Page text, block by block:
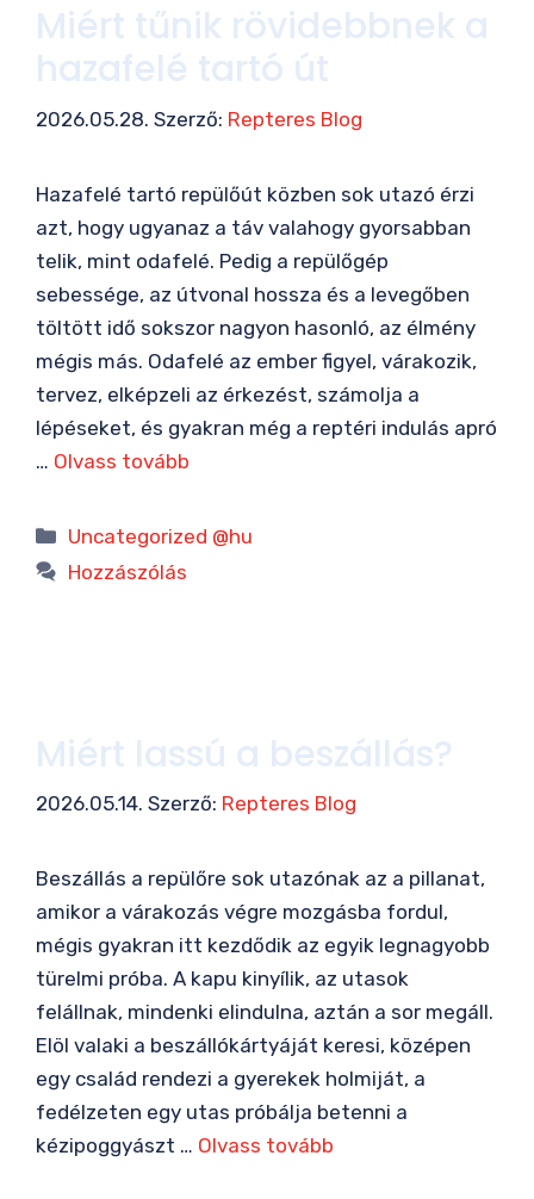
Miért tűnik rövidebbnek a
hazafelé tartó út
2026.05.28. Szerző: Repteres Blog
Hazafelé tartó repülőút közben sok utazó érzi
azt, hogy ugyanaz a táv valahogy gyorsabban
telik, mint odafelé. Pedig a repülőgép
sebessége, az útvonal hossza és a levegőben
töltött idő sokszor nagyon hasonló, az élmény
mégis más. Odafelé az ember figyel, várakozik,
tervez, elképzeli az érkezést, számolja a
lépéseket, és gyakran még a reptéri indulás apró
… Olvass tovább
Kategória
Uncategorized @hu
Hozzászólás
Miért lassú a beszállás?
2026.05.14. Szerző: Repteres Blog
Beszállás a repülőre sok utazónak az a pillanat,
amikor a várakozás végre mozgásba fordul,
mégis gyakran itt kezdődik az egyik legnagyobb
türelmi próba. A kapu kinyílik, az utasok
felállnak, mindenki elindulna, aztán a sor megáll.
Elöl valaki a beszállókártyáját keresi, középen
egy család rendezi a gyerekek holmiját, a
fedélzeten egy utas próbálja betenni a
kézipoggyászt … Olvass tovább